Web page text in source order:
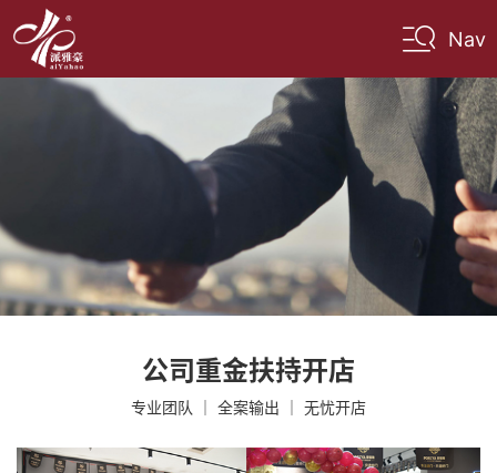
Nav
公司重金扶持开店
专业团队 ｜ 全案输出 ｜ 无忧开店